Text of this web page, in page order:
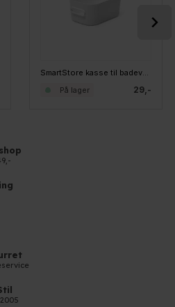
SmartStore kasse til badeværelset OLIVIA XS - HVID
29,-
På lager